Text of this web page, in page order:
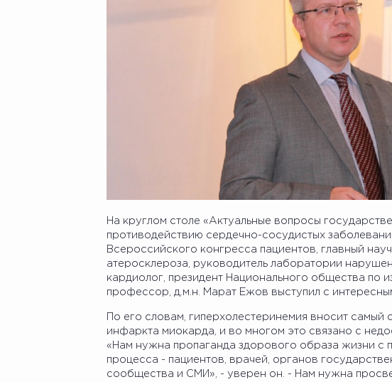
На круглом столе «Актуальные вопросы
противодействию сердечно-сосудистых
Всероссийского конгресса пациентов, главный
атеросклероза, руководитель лаборатории
кардиолог, президент Национального общества по
профессор, д.м.н. Марат Ежов выступил с
По его словам, гиперхолестеринемия вносит самый
инфаркта миокарда, и во многом это связано с
«Нам нужна пропаганда здорового образа жизни с
процесса - пациентов, врачей, органов
сообщества и СМИ», - уверен он. - Нам нужна